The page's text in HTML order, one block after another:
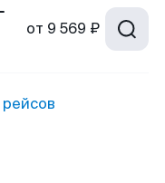
от 9 569 ₽